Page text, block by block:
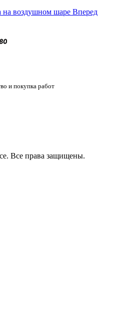
на воздушном шаре Вперед
и покупка работ
Все права защищены.